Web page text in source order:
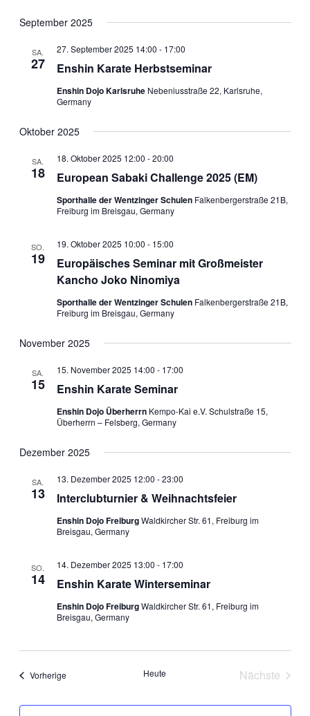
September 2025
SA.
27 Enshin Karate Herbstseminar
27. September 2025 14:00 - 17:00
Enshin Dojo Karlsruhe Nebeniusstraße 22, Karlsruhe,
Germany
Oktober 2025
SA.
18 European Sabaki Challenge 2025 (EM)
18. Oktober 2025 12:00 -20:00
Sporthalle der Wentzinger Schulen Falkenbergerstraße 21B,
Freiburg im Breisgau, Germany
SO.
19
Europäisches Seminar mit Großmeister
Kancho Joko Ninomiya
19. Oktober 2025 10:00 - 15:00
Sporthalle der Wentzinger Schulen Falkenbergerstraße 21B,
Freiburg im Breisgau, Germany
November 2025
SA.
15 Enshin Karate Seminar
15. November 2025 14:00 - 17:00
Enshin Dojo Überherrn Kempo-Kai e.V. Schulstraße 15,
Überherrn – Felsberg, Germany
Dezember 2025
SA.
13 Interclubturnier & Weihnachtsfeier
13. Dezember 2025 12:00 -23:00
Enshin Dojo FreiburgWaldkircher Str. 61, Freiburg im
Breisgau, Germany
SO.
14 Enshin Karate Winterseminar
14. Dezember 2025 13:00 - 17:00
Enshin Dojo FreiburgWaldkircher Str. 61, Freiburg im
Breisgau, Germany
VorherigeVeranstaltungen Heute
Nächste